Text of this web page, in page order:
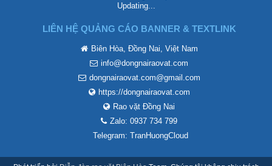
Updating...
LIÊN HỆ QUẢNG CÁO BANNER & TEXTLINK
Biên Hòa, Đồng Nai, Việt Nam
info@dongnairaovat.com
dongnairaovat.com@gmail.com
https://dongnairaovat.com
Rao vặt Đồng Nai
Zalo: 0937 734 799
Telegram: TranHuongCloud